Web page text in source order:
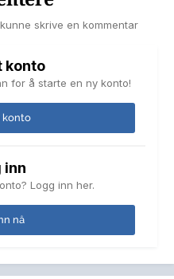
skrive en kommentar
konto
for å starte en ny konto!
konto
inn
Logg inn her.
nå